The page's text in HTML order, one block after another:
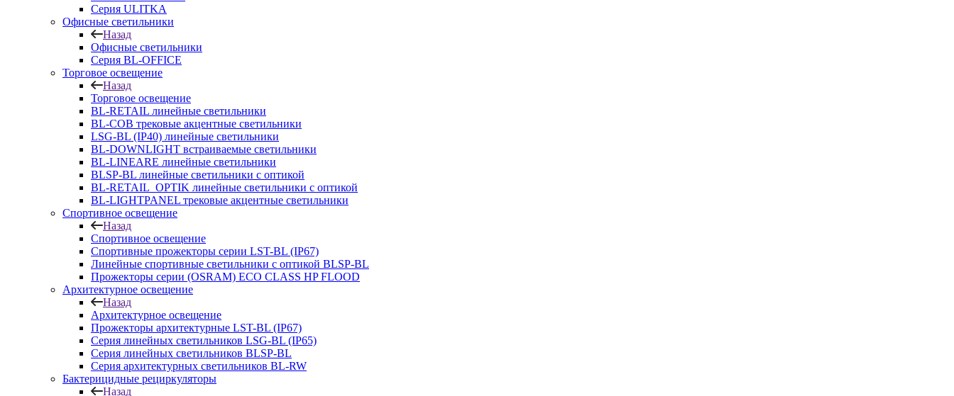
Серия ULITKA
Офисные светильники
Назад
Офисные светильники
Серия BL-OFFICE
Торговое освещение
Назад
Торговое освещение
BL-RETAIL линейные светильники
BL-COB трековые акцентные светильники
LSG-BL (IP40) линейные светильники
BL-DOWNLIGHT встраиваемые светильники
BL-LINEARE линейные светильники
BLSP-BL линейные светильники с оптикой
BL-RETAIL_OPTIK линейные светильники с оптикой
BL-LIGHTPANEL трековые акцентные светильники
Спортивное освещение
Назад
Спортивное освещение
Спортивные прожекторы серии LST-BL (IP67)
Линейные спортивные светильники с оптикой BLSP-BL
Прожекторы серии (OSRAM) ECO CLASS HP FLOOD
Архитектурное освещение
Назад
Архитектурное освещение
Прожекторы архитектурные LST-BL (IP67)
Серия линейных светильников LSG-BL (IP65)
Серия линейных светильников BLSP-BL
Серия архитектурных светильников BL-RW
Бактерицидные рециркуляторы
Назад